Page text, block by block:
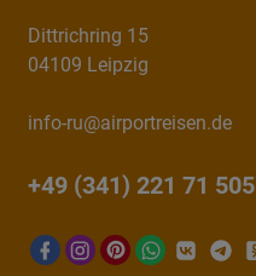
Dittrichring 15
04109 Leipzig
info-ru@airportreisen.de
+49 (341) 221 71 505